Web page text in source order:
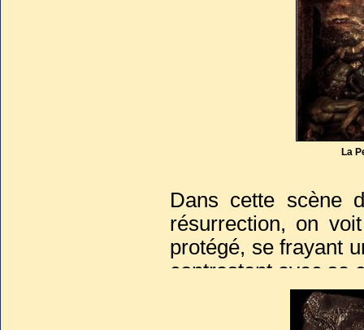
La
Dans cette scène
résurrection, on
protégé, se frayant
contrastent avec sa
Discrètement,
non corrompu de